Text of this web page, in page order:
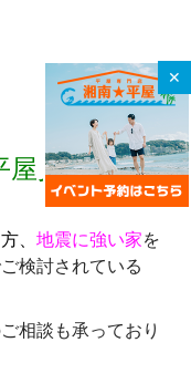
屋見学会』を
、 地震に強い家を
検討されている
相談も承っており
✕